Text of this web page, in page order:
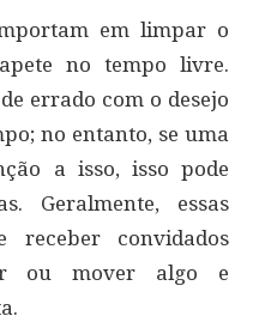
em limpar o
no tempo livre.
errado com o desejo
no entanto, se uma
a isso, isso pode
Geralmente, essas
receber convidados
ou mover algo e